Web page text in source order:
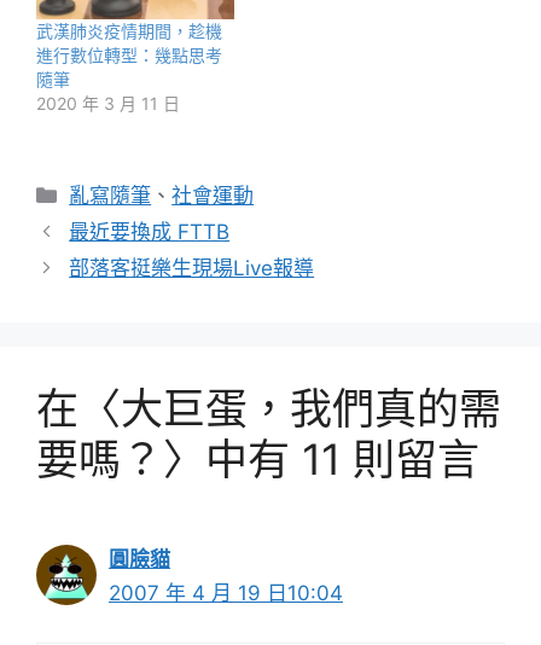
武漢肺炎疫情期間，趁機
進行數位轉型：幾點思考
隨筆
2020 年 3 月 11 日
分
類
亂寫隨筆 、社會運動
最近要換成 FTTB
部落客挺樂生現場Live報導
在〈大巨蛋，我們真的需
要嗎？〉中有 11 則留言
圓臉貓
2007 年 4 月 19 日10:04